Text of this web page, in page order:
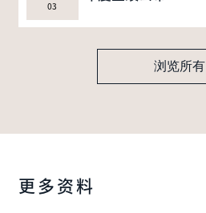
03
浏览所有
更多资料